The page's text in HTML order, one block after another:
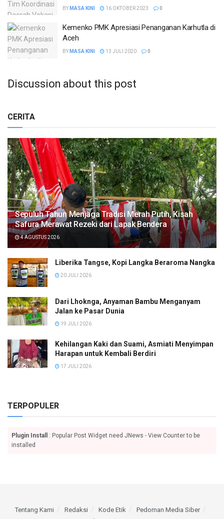
BY MASA KINI 16 OKTOBER 2023 0
Kemenko PMK Apresiasi Penanganan Karhutla di
Aceh
BY MASA KINI 13 JULI 2020 0
Discussion about this post
CERITA
Sepuluh Tahun Menjaga Tradisi Merah Putih, Kisah
Safura Merawat Rezeki dari Lapak Bendera
4 AGUSTUS 2026
Liberika Tangse, Kopi Langka Beraroma Nangka
20 JULI 2026
Dari Lhoknga, Anyaman Bambu Menganyam
Jalan ke Pasar Dunia
19 JULI 2026
Kehilangan Kaki dan Suami, Asmiati Menyimpan
Harapan untuk Kembali Berdiri
17 JULI 2026
TERPOPULER
Plugin Install
: Popular Post Widget need JNews - View Counter to be
installed
Tentang Kami Redaksi Kode Etik
Pedoman Media Siber